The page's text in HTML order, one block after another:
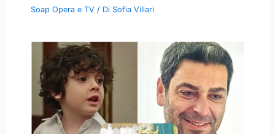
Soap Opera e TV / Di Sofia Villari